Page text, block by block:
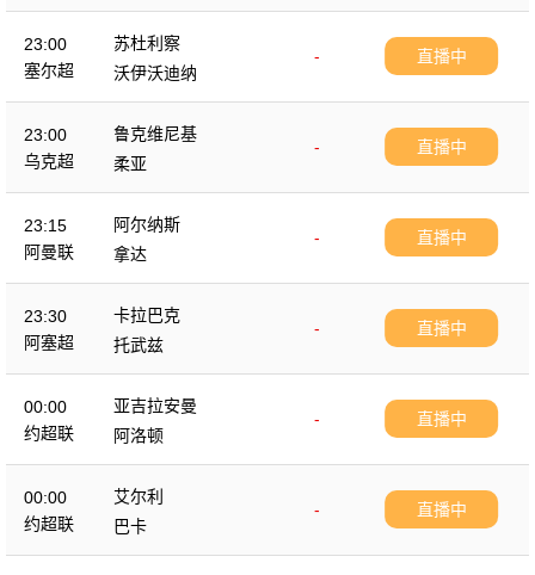
23:00
塞尔超
苏杜利察
-
沃伊沃迪纳
直播中
23:00
乌克超
鲁克维尼基
-
柔亚
直播中
23:15
阿曼联
阿尔纳斯
-
拿达
直播中
23:30
阿塞超
卡拉巴克
-
托武兹
直播中
00:00
约超联
亚吉拉安曼
-
阿洛顿
直播中
00:00
约超联
艾尔利
-
巴卡
直播中